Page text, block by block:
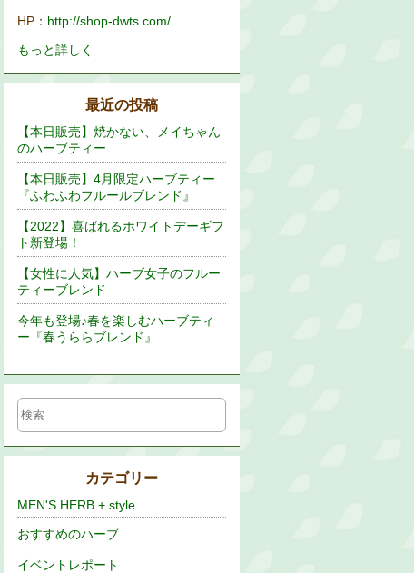
HP： http://shop-dwts.com/
もっと詳しく
最近の投稿
【本日販売】焼かない、メイちゃん
のハーブティー
【本日販売】4月限定ハーブティー
『ふわふわフルールブレンド』
【2022】喜ばれるホワイトデーギフ
ト新登場！
【女性に人気】ハーブ女子のフルー
ティーブレンド
今年も登場♪春を楽しむハーブティ
ー『春うららブレンド』
カテゴリー
MEN'S HERB + style
おすすめのハーブ
イベントレポート